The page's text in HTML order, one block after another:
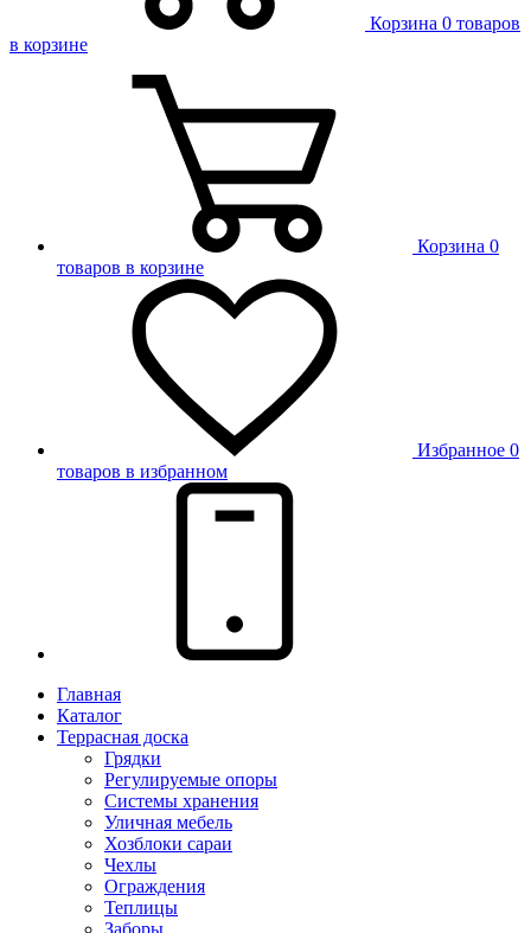
Корзина 0 товаров
в корзине
Корзина 0
товаров в корзине
Избранное 0
товаров в избранном
Главная
Каталог
Террасная доска
Грядки
Регулируемые опоры
Системы хранения
Уличная мебель
Хозблоки сараи
Чехлы
Ограждения
Теплицы
Заборы